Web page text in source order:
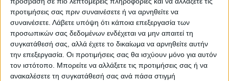
προτιμήσεις σας πριν συναινέσετε ή να αρνηθείτε να
συναινέσετε. Λάβετε υπόψη ότι κάποια επεξεργασία των
προσωπικών σας δεδομένων ενδέχεται να μην απαιτεί τη
συγκατάθεσή σας, αλλά έχετε το δικαίωμα να αρνηθείτε αυτήν
την επεξεργασία. Οι προτιμήσεις σας θα ισχύουν μόνο για αυτόν
τον ιστότοπο. Μπορείτε να αλλάξετε τις προτιμήσεις σας ή να
ανακαλέσετε τη συγκατάθεσή σας ανά πάσα στιγμή
Ακολούθησε την εφημερίδα ΝΕΟΣ
ΑΓΩΝ στο Google News!
Όλες οι εξελίξεις στην περιοχή της
Καρδίτσας και ευρύτερα της Θεσσαλίας